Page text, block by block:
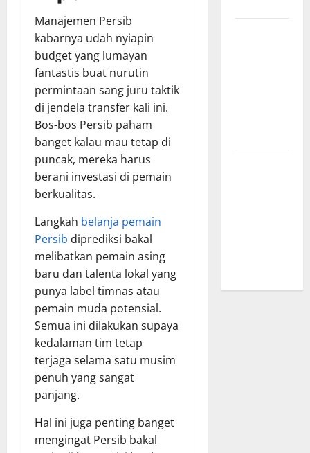
Manajemen Persib
kabarnya udah nyiapin
budget yang lumayan
fantastis buat nurutin
permintaan sang juru taktik
di jendela transfer kali ini.
Bos-bos Persib paham
banget kalau mau tetap di
puncak, mereka harus
berani investasi di pemain
berkualitas.
Langkah belanja pemain
Persib diprediksi bakal
melibatkan pemain asing
baru dan talenta lokal yang
punya label timnas atau
pemain muda potensial.
Semua ini dilakukan supaya
kedalaman tim tetap
terjaga selama satu musim
penuh yang sangat
panjang.
Hal ini juga penting banget
mengingat Persib bakal